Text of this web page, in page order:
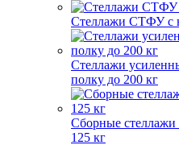
Стеллажи СТФУ с
Стеллажи
полку до 200 кг
Сборные стеллажи
125 кг